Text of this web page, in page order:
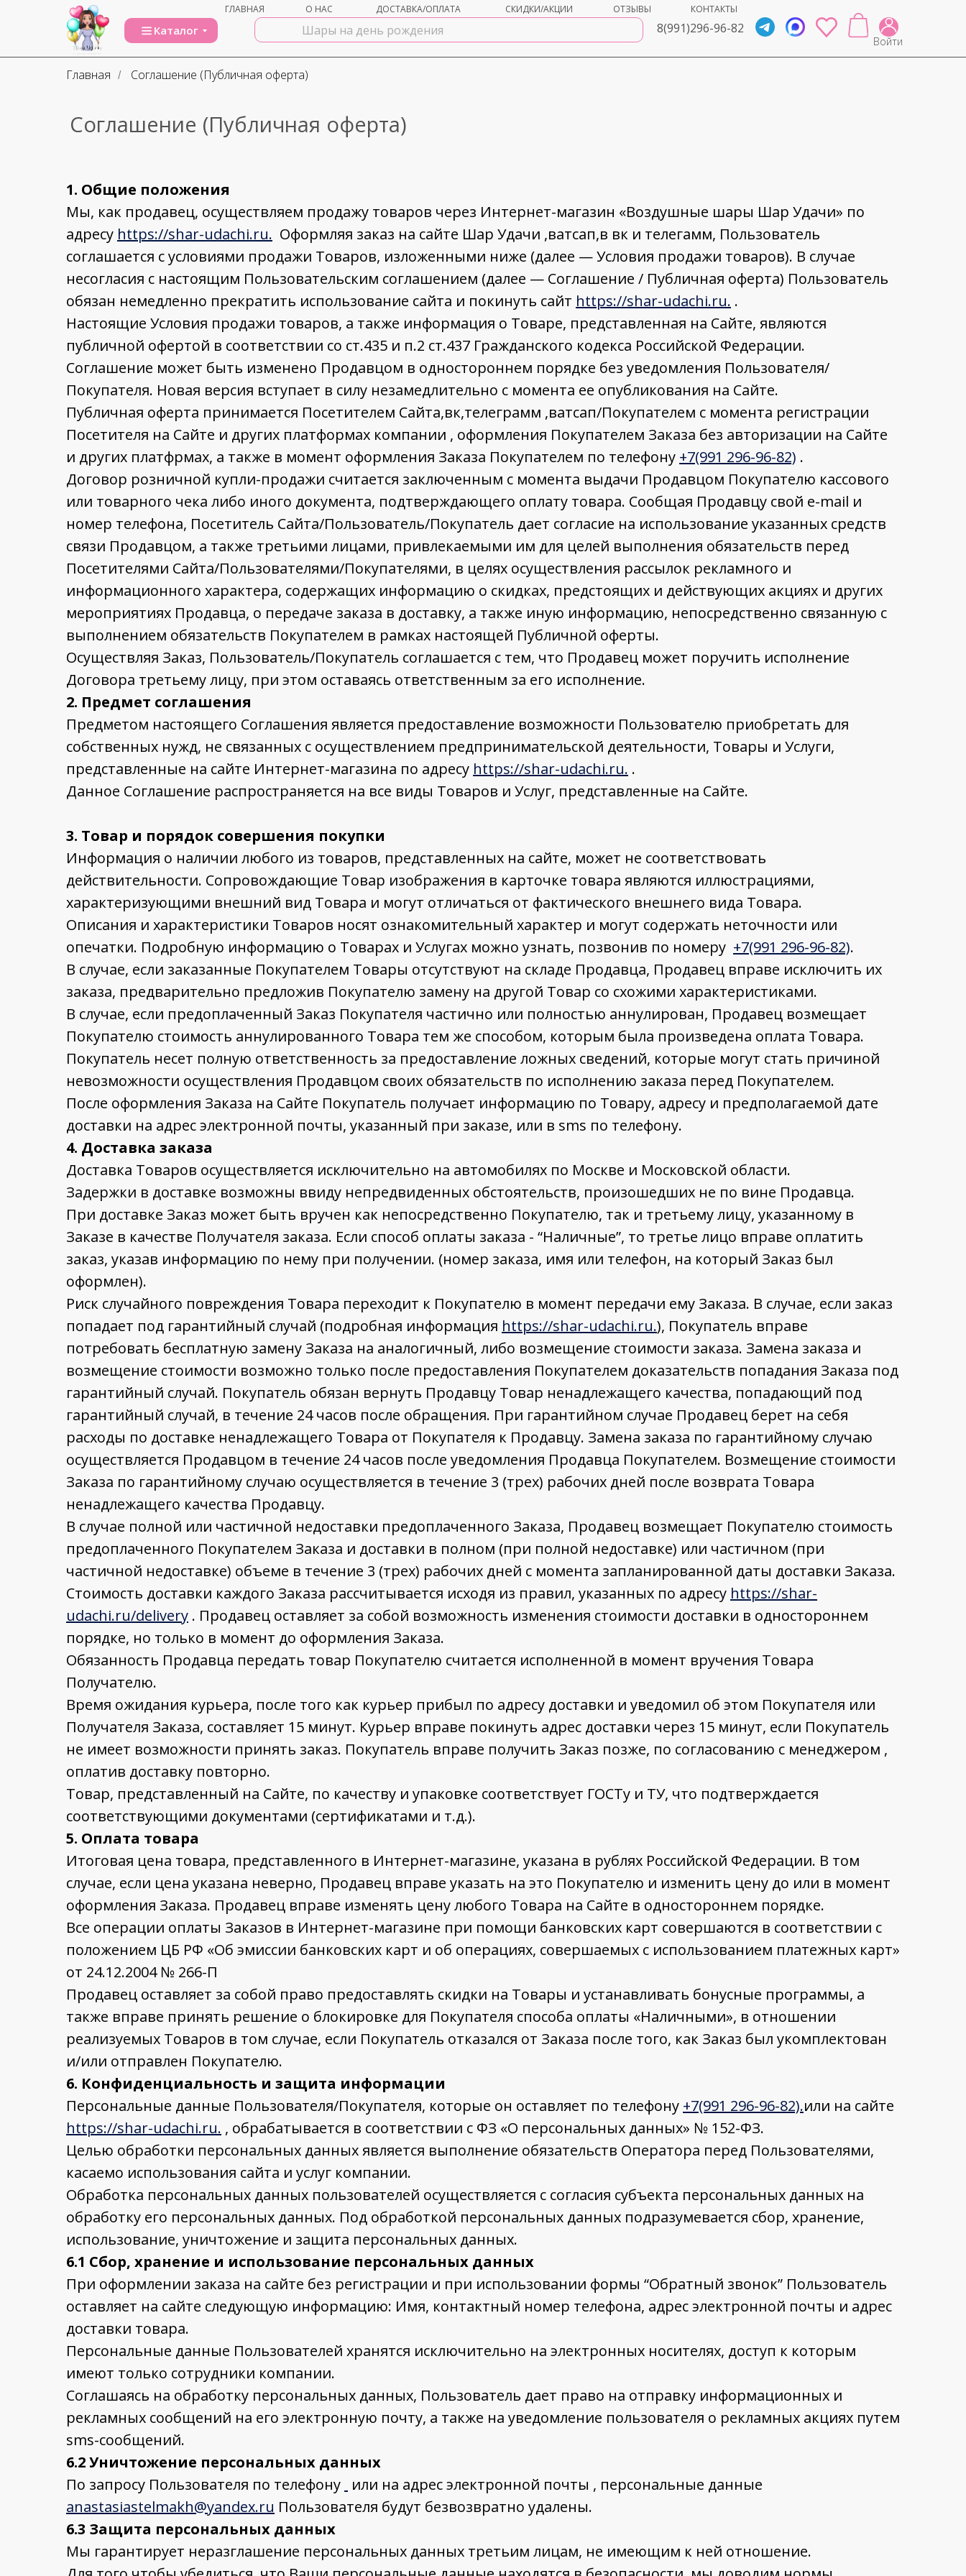
О НАС
ГЛАВНАЯ СКИДКИ/АКЦИИ
ДОСТАВКА/ОПЛАТА ОТЗЫВЫ КОНТАКТЫ
Каталог
Войти
8(991)296-96-82
Главная / Соглашение (Публичная оферта)
Соглашение (Публичная оферта)
1. Общие положения
Мы, как продавец, осуществляем продажу товаров через Интернет-магазин «Воздушные шары Шар Удачи» по
адресу https://shar-udachi.ru. Оформляя заказ на сайте Шар Удачи ,ватсап,в вк и телегамм, Пользователь
соглашается с условиями продажи Товаров, изложенными ниже (далее — Условия продажи товаров). В случае
несогласия с настоящим Пользовательским соглашением (далее — Соглашение / Публичная оферта) Пользователь
обязан немедленно прекратить использование сайта и покинуть сайт https://shar-udachi.ru. .
Настоящие Условия продажи товаров, а также информация о Товаре, представленная на Сайте, являются
публичной офертой в соответствии со ст.435 и п.2 ст.437 Гражданского кодекса Российской Федерации.
Соглашение может быть изменено Продавцом в одностороннем порядке без уведомления Пользователя/
Покупателя. Новая версия вступает в силу незамедлительно с момента ее опубликования на Сайте.
Публичная оферта принимается Посетителем Сайта,вк,телеграмм ,ватсап/Покупателем с момента регистрации
Посетителя на Сайте и других платформах компании , оформления Покупателем Заказа без авторизации на Сайте
и других платфрмах, а также в момент оформления Заказа Покупателем по телефону +7(991 296-96-82) .
Договор розничной купли-продажи считается заключенным с момента выдачи Продавцом Покупателю кассового
или товарного чека либо иного документа, подтверждающего оплату товара. Сообщая Продавцу свой e-mail и
номер телефона, Посетитель Сайта/Пользователь/Покупатель дает согласие на использование указанных средств
связи Продавцом, а также третьими лицами, привлекаемыми им для целей выполнения обязательств перед
Посетителями Сайта/Пользователями/Покупателями, в целях осуществления рассылок рекламного и
информационного характера, содержащих информацию о скидках, предстоящих и действующих акциях и других
мероприятиях Продавца, о передаче заказа в доставку, а также иную информацию, непосредственно связанную с
выполнением обязательств Покупателем в рамках настоящей Публичной оферты.
Осуществляя Заказ, Пользователь/Покупатель соглашается с тем, что Продавец может поручить исполнение
Договора третьему лицу, при этом оставаясь ответственным за его исполнение.
2. Предмет соглашения
Предметом настоящего Соглашения является предоставление возможности Пользователю приобретать для
собственных нужд, не связанных с осуществлением предпринимательской деятельности, Товары и Услуги,
представленные на сайте Интернет-магазина по адресу https://shar-udachi.ru. .
Данное Соглашение распространяется на все виды Товаров и Услуг, представленные на Сайте.
3. Товар и порядок совершения покупки
Информация о наличии любого из товаров, представленных на сайте, может не соответствовать
действительности. Сопровождающие Товар изображения в карточке товара являются иллюстрациями,
характеризующими внешний вид Товара и могут отличаться от фактического внешнего вида Товара.
Описания и характеристики Товаров носят ознакомительный характер и могут содержать неточности или
опечатки. Подробную информацию о Товарах и Услугах можно узнать, позвонив по номеру +7(991 296-96-82).
В случае, если заказанные Покупателем Товары отсутствуют на складе Продавца, Продавец вправе исключить их
заказа, предварительно предложив Покупателю замену на другой Товар со схожими характеристиками.
В случае, если предоплаченный Заказ Покупателя частично или полностью аннулирован, Продавец возмещает
Покупателю стоимость аннулированного Товара тем же способом, которым была произведена оплата Товара.
Покупатель несет полную ответственность за предоставление ложных сведений, которые могут стать причиной
невозможности осуществления Продавцом своих обязательств по исполнению заказа перед Покупателем.
После оформления Заказа на Сайте Покупатель получает информацию по Товару, адресу и предполагаемой дате
доставки на адрес электронной почты, указанный при заказе, или в sms по телефону.
4. Доставка заказа
Доставка Товаров осуществляется исключительно на автомобилях по Москве и Московской области.
Задержки в доставке возможны ввиду непредвиденных обстоятельств, произошедших не по вине Продавца.
При доставке Заказ может быть вручен как непосредственно Покупателю, так и третьему лицу, указанному в
Заказе в качестве Получателя заказа. Если способ оплаты заказа - “Наличные”, то третье лицо вправе оплатить
заказ, указав информацию по нему при получении. (номер заказа, имя или телефон, на который Заказ был
оформлен).
Риск случайного повреждения Товара переходит к Покупателю в момент передачи ему Заказа. В случае, если заказ
попадает под гарантийный случай (подробная информация https://shar-udachi.ru.), Покупатель вправе
потребовать бесплатную замену Заказа на аналогичный, либо возмещение стоимости заказа. Замена заказа и
возмещение стоимости возможно только после предоставления Покупателем доказательств попадания Заказа под
гарантийный случай. Покупатель обязан вернуть Продавцу Товар ненадлежащего качества, попадающий под
гарантийный случай, в течение 24 часов после обращения. При гарантийном случае Продавец берет на себя
расходы по доставке ненадлежащего Товара от Покупателя к Продавцу. Замена заказа по гарантийному случаю
осуществляется Продавцом в течение 24 часов после уведомления Продавца Покупателем. Возмещение стоимости
Заказа по гарантийному случаю осуществляется в течение 3 (трех) рабочих дней после возврата Товара
ненадлежащего качества Продавцу.
В случае полной или частичной недоставки предоплаченного Заказа, Продавец возмещает Покупателю стоимость
предоплаченного Покупателем Заказа и доставки в полном (при полной недоставке) или частичном (при
частичной недоставке) объеме в течение 3 (трех) рабочих дней с момента запланированной даты доставки Заказа.
Стоимость доставки каждого Заказа рассчитывается исходя из правил, указанных по адресу https://shar-
udachi.ru/delivery . Продавец оставляет за собой возможность изменения стоимости доставки в одностороннем
порядке, но только в момент до оформления Заказа.
Обязанность Продавца передать товар Покупателю считается исполненной в момент вручения Товара
Получателю.
Время ожидания курьера, после того как курьер прибыл по адресу доставки и уведомил об этом Покупателя или
Получателя Заказа, составляет 15 минут. Курьер вправе покинуть адрес доставки через 15 минут, если Покупатель
не имеет возможности принять заказ. Покупатель вправе получить Заказ позже, по согласованию с менеджером ,
оплатив доставку повторно.
Товар, представленный на Сайте, по качеству и упаковке соответствует ГОСТу и ТУ, что подтверждается
соответствующими документами (сертификатами и т.д.).
5. Оплата товара
Итоговая цена товара, представленного в Интернет-магазине, указана в рублях Российской Федерации. В том
случае, если цена указана неверно, Продавец вправе указать на это Покупателю и изменить цену до или в момент
оформления Заказа. Продавец вправе изменять цену любого Товара на Сайте в одностороннем порядке.
Все операции оплаты Заказов в Интернет-магазине при помощи банковских карт совершаются в соответствии с
положением ЦБ РФ «Об эмиссии банковских карт и об операциях, совершаемых с использованием платежных карт»
от 24.12.2004 № 266-П
Продавец оставляет за собой право предоставлять скидки на Товары и устанавливать бонусные программы, а
также вправе принять решение о блокировке для Покупателя способа оплаты «Наличными», в отношении
реализуемых Товаров в том случае, если Покупатель отказался от Заказа после того, как Заказ был укомплектован
и/или отправлен Покупателю.
6. Конфиденциальность и защита информации
Персональные данные Пользователя/Покупателя, которые он оставляет по телефону +7(991 296-96-82).или на сайте
https://shar-udachi.ru. , обрабатывается в соответствии с ФЗ «О персональных данных» № 152-ФЗ.
Целью обработки персональных данных является выполнение обязательств Оператора перед Пользователями,
касаемо использования сайта и услуг компании.
Обработка персональных данных пользователей осуществляется с согласия субъекта персональных данных на
обработку его персональных данных. Под обработкой персональных данных подразумевается сбор, хранение,
использование, уничтожение и защита персональных данных.
6.1 Сбор, хранение и использование персональных данных
При оформлении заказа на сайте без регистрации и при использовании формы “Обратный звонок” Пользователь
оставляет на сайте следующую информацию: Имя, контактный номер телефона, адрес электронной почты и адрес
доставки товара.
Персональные данные Пользователей хранятся исключительно на электронных носителях, доступ к которым
имеют только сотрудники компании.
Соглашаясь на обработку персональных данных, Пользователь дает право на отправку информационных и
рекламных сообщений на его электронную почту, а также на уведомление пользователя о рекламных акциях путем
sms-сообщений.
6.2 Уничтожение персональных данных
По запросу Пользователя по телефону
или на адрес электронной почты , персональные данные
anastasiastelmakh@yandex.ru Пользователя будут безвозвратно удалены.
6.3 Защита персональных данных
Мы гарантирует неразглашение персональных данных третьим лицам, не имеющим к ней отношение.